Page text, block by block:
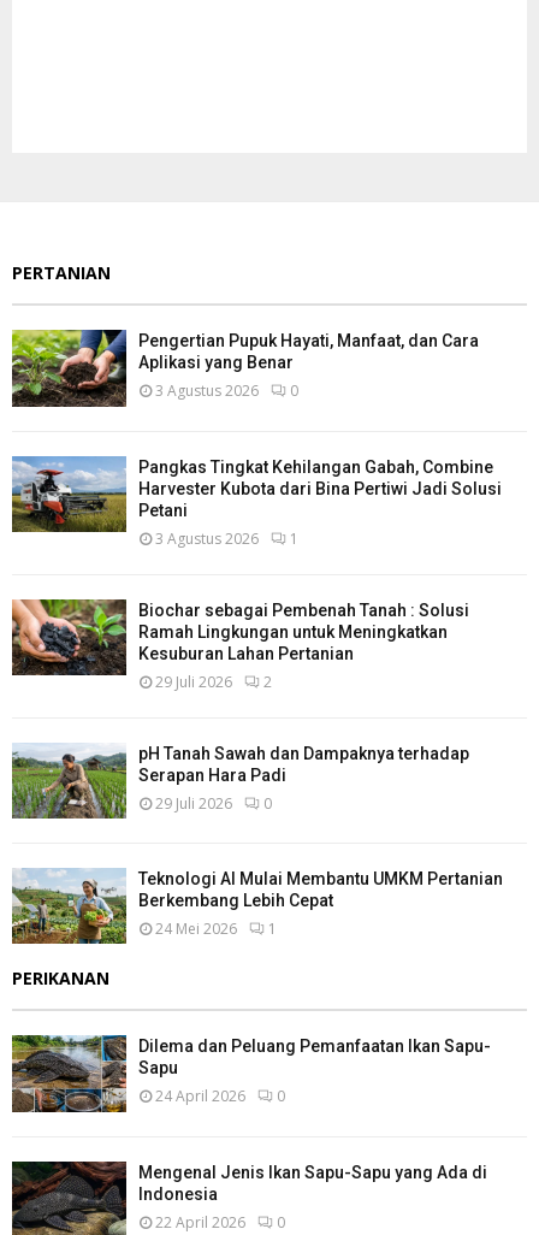
PERTANIAN
Pengertian Pupuk Hayati, Manfaat, dan Cara
Aplikasi yang Benar
3 Agustus 2026 0
Pangkas Tingkat Kehilangan Gabah, Combine
Harvester Kubota dari Bina Pertiwi Jadi Solusi
Petani
3 Agustus 2026 1
Biochar sebagai Pembenah Tanah : Solusi
Ramah Lingkungan untuk Meningkatkan
Kesuburan Lahan Pertanian
29 Juli 2026 2
pH Tanah Sawah dan Dampaknya terhadap
Serapan Hara Padi
29 Juli 2026 0
Teknologi AI Mulai Membantu UMKM Pertanian
Berkembang Lebih Cepat
24 Mei 2026 1
PERIKANAN
Dilema dan Peluang Pemanfaatan Ikan Sapu-
Sapu
24 April 2026 0
Mengenal Jenis Ikan Sapu-Sapu yang Ada di
Indonesia
22 April 2026 0